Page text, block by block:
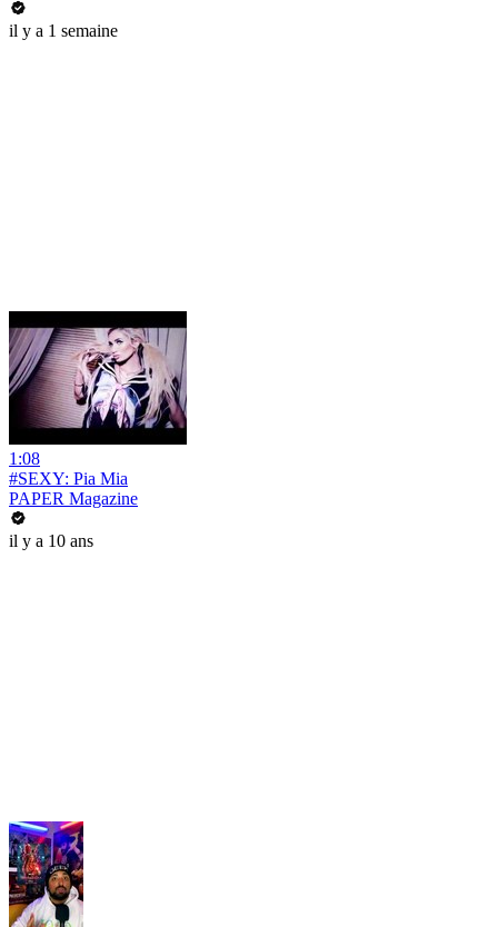
il y a 1 semaine
1:08
#SEXY: Pia Mia
PAPER Magazine
il y a 10 ans